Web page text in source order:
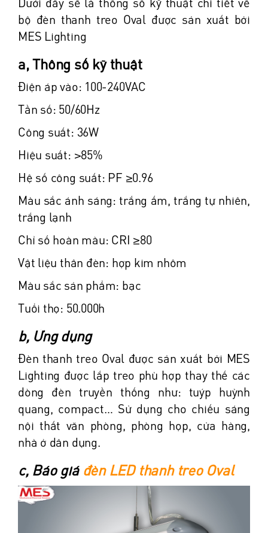
Dưới đây sẽ là thông số kỹ thuật chi tiết về
bộ đèn thanh treo Oval được sản xuất bởi
MES Lighting
a, Thông số kỹ thuật
Điện áp vào: 100-240VAC
Tần số: 50/60Hz
Công suất: 36W
Hiệu suất: >85%
Hệ số công suất: PF ≥0.96
Màu sắc ánh sáng: trắng ấm, trắng tự nhiên,
trắng lạnh
Chỉ số hoàn màu: CRI ≥80
Vật liệu thân đèn: hợp kim nhôm
Màu sắc sản phẩm: bạc
Tuổi thọ: 50.000h
b, Ứng dụng
Đèn thanh treo Oval được sản xuất bởi MES
Lighting được lắp treo phù hợp thay thế các
dòng đèn truyền thống như: tuýp huỳnh
quang, compact… Sử dụng cho chiếu sáng
nội thất văn phòng, phòng họp, cửa hàng,
nhà ở dân dụng.
c, Báo giá đèn LED thanh treo Oval